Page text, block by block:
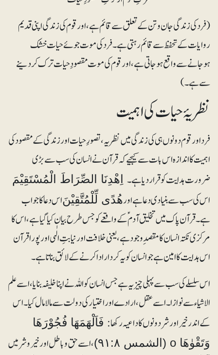
(فرد کی زندگی جان و تن کے تعلق سے قائم ہے، اور قوم کی زندگی اپنی قدیم
روایات کے تحفظ سے قائم رہتی ہے۔ فرد کی موت جوئے حیات خشک
ہوجانے سے واقع ہوجاتی ہے، اور قوم کی موت مقصودِ حیات ترک کردینے
سے ہے۔)
نظریۂ حیات کی اہمیت
فرد اور قوم دونوں ہی کی زندگی میں نظریہ، تصورِ حیات اورزندگی کے مقصود کی
اہمیت کا اندازہ اس بات سے کیجیے کہ قرآن نے انسان کی سب سے بڑی
ضرورت ہدایت کو قرار دیا ہے۔اِھْدِنَا الصِّرَاطَ الْمُسْتَقِیْمَ
اس کی سب سے بنیادی دعا ہے اورھُدًی لِّلْمُتَّقِیْنَاس دعا کا جواب
ہے۔ قرآن پاک میں تخلیق آدم ؑکے واقعے کو جس طرح بیان کیا گیا ہے، اس کا
مرکزی نکتہ انسان کا مقصدِ وجود ہے، یعنی خلافت اور نیابتِ الٰہی اور پورا قرآن
اس ہدایت کا امین ہے جو انسان کو یہ کردار ادا کرنے کے لائق بناتا ہے۔
اس سلسلے کی سب سے پہلی چیز یہ ہے جس انسان کو اللہ نے اپنا خلیفہ بنایا، اسے علم
الاشیاء سے نوازا۔ اسے عقل، ارادے اور اختیار کی دولت سے مالا مال کیا۔ اس
کے اندر خیر اور شر دونوں کا داعیہ رکھا:فَاَلْھَمَھَا فُجُوْرَھَا
وَتَقْوٰھَا o (الشمس ۹۱:۸)
، اسے حق و باطل اور خیروشر میں